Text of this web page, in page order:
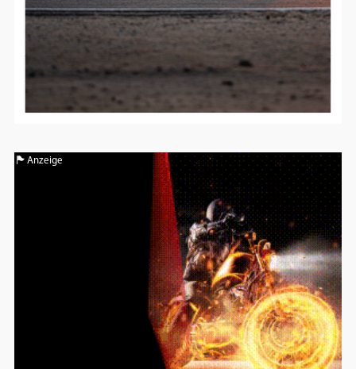
Anzeige